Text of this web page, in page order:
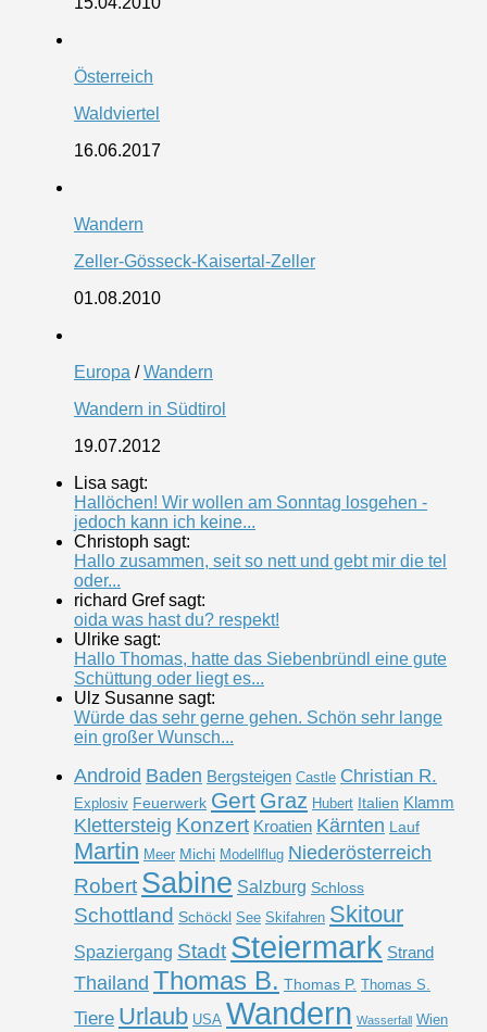
Österreich
Waldviertel
16.06.2017
Wandern
Zeller-Gösseck-Kaisertal-Zeller
01.08.2010
Europa /Wandern
Wandern in Südtirol
19.07.2012
Lisa sagt:
Hallöchen! Wir wollen am Sonntag losgehen -
jedoch kann ich keine...
Christoph sagt:
Hallo zusammen, seit so nett und gebt mir die tel
oder...
richard Gref sagt:
oida was hast du? respekt!
Ulrike sagt:
Hallo Thomas, hatte das Siebenbründl eine gute
Schüttung oder liegt es...
Ulz Susanne sagt:
Würde das sehr gerne gehen. Schön sehr lange
ein großer Wunsch...
Android Baden Bergsteigen Castle Christian R.
Explosiv Feuerwerk Gert Graz Hubert Italien Klamm
Klettersteig Konzert Kroatien Kärnten Lauf
Martin Meer Michi Modellflug Niederösterreich
Robert Sabine Salzburg Schloss
Schottland Schöckl See Skifahren Skitour
Spaziergang Stadt Steiermark Strand
Thailand Thomas B. Thomas P. Thomas S.
Tiere Urlaub USA Wandern Wasserfall Wien